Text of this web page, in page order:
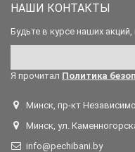
НАШИ КОНТАКТЫ
Будьте в курсе наших
Я прочитал Политика
Минск, пр-кт
Минск, ул.
info@pechibani.by